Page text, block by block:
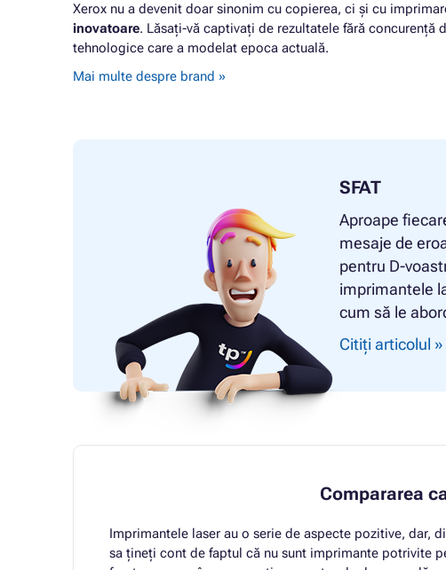
Xerox nu a devenit doar sinonim cu copierea, ci și cu
inovatoare. Lăsați-vă captivați de rezultatele fără
tehnologice care a modelat epoca actuală.
Mai multe despre brand »
SFAT
Aproape
mesaje de
pentru D-
imprimantele
cum să le
Citiți articolul »
Compararea
Imprimantele laser au o serie de aspecte pozitive, dar,
sa țineți cont de faptul că nu sunt imprimante potrivite